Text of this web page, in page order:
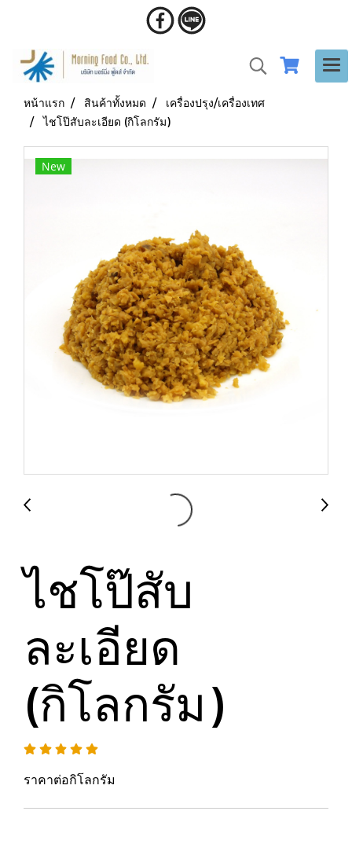
หน้าแรก สินค้าทั้งหมด
เครื่องปรุง/เครื่องเทศ
ไชโป๊สับละเอียด (กิโลกรัม)
New
ไชโป๊สับ
ละเอียด
(กิโลกรัม)
ราคาต่อกิโลกรัม